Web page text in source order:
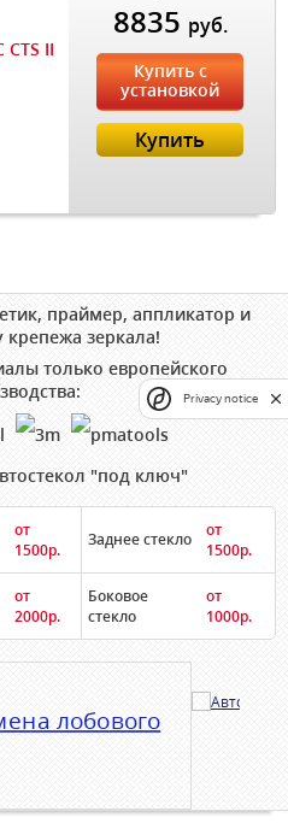
II
8835 руб.
Купить с
установкой
Купить
праймер, аппликатор и
крепежа зеркала!
только европейского
"под ключ"
от
1500р.
Заднее стекло
от
1500р.
от
2000р.
Боковое
стекло
от
1000р.
Privacy notice